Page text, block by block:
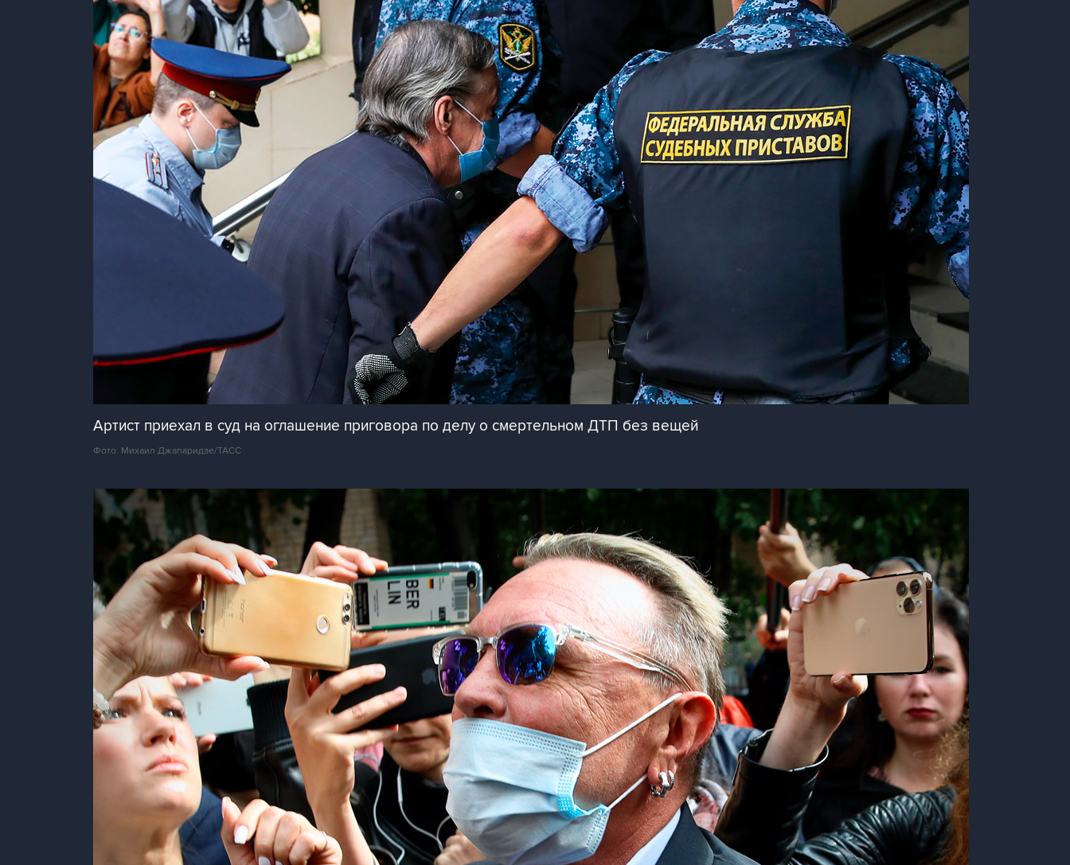
Артист приехал в суд на оглашение приговора по делу о смертельном ДТП без вещей
Фото: Михаил Джапаридзе/ТАСС